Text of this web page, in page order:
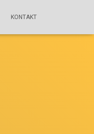
KONTAKT